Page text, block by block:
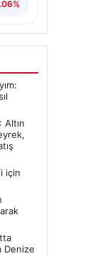
Altın
için
Denize